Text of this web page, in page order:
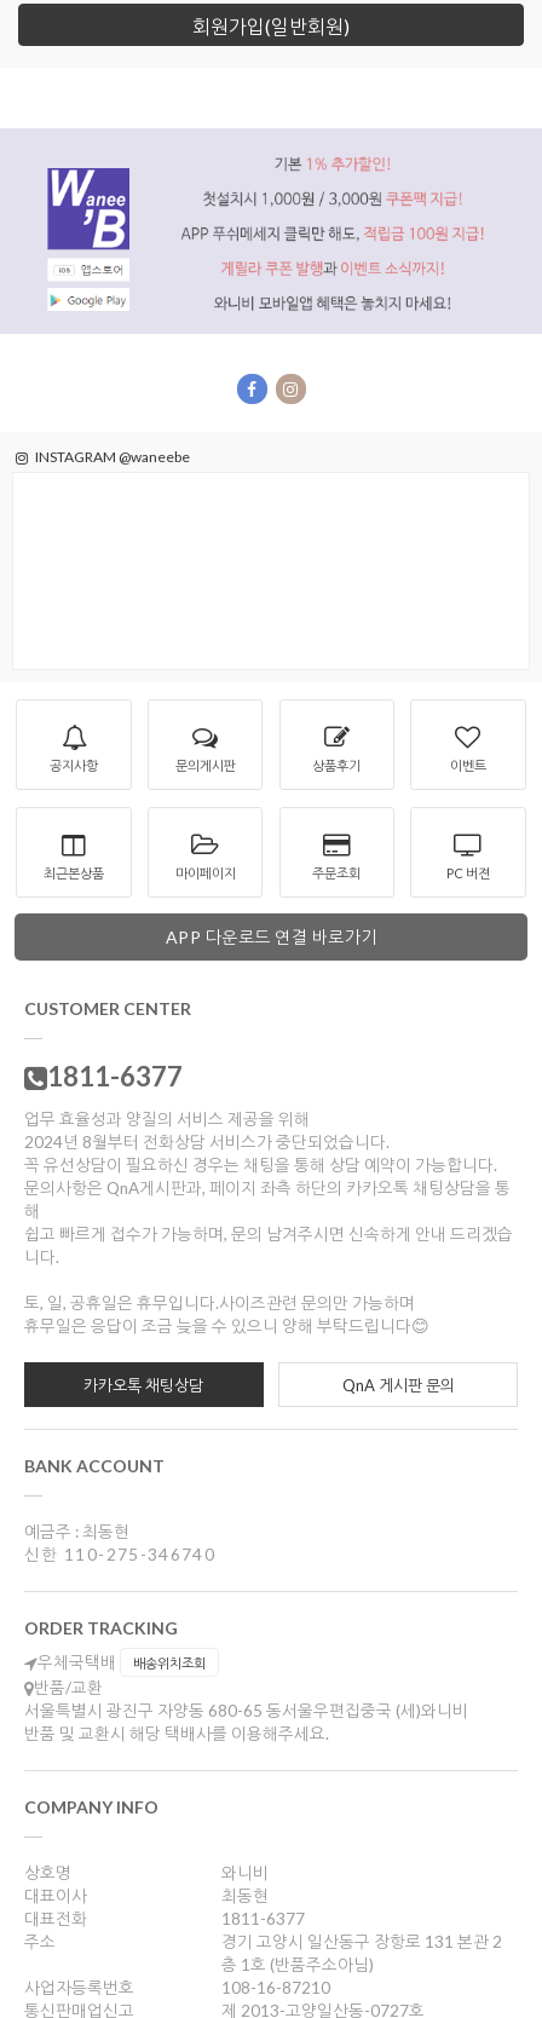
회원가입(일반회원)
INSTAGRAM @waneebe
공지사항 문의게시판 상품후기 이벤트
최근본상품 마이페이지 주문조회 PC 버젼
APP 다운로드 연결 바로가기
CUSTOMER CENTER
1811-6377
업무 효율성과 양질의 서비스 제공을 위해
2024년 8월부터 전화상담 서비스가 중단되었습니다.
꼭 유선상담이 필요하신 경우는 채팅을 통해 상담 예약이 가능합니다.
문의사항은 QnA게시판과, 페이지 좌측 하단의 카카오톡 채팅상담을 통
해
쉽고 빠르게 접수가 가능하며, 문의 남겨주시면 신속하게 안내 드리겠습
니다.
토, 일, 공휴일은 휴무입니다.사이즈관련 문의만 가능하며
휴무일은 응답이 조금 늦을 수 있으니 양해 부탁드립니다😊
카카오톡 채팅상담 QnA 게시판 문의
BANK ACCOUNT
예금주 : 최동현
신한 110-275-346740
ORDER TRACKING
우체국택배 배송위치조회
반품/교환
서울특별시 광진구 자양동 680-65 동서울우편집중국 (세)와니비
반품 및 교환시 해당 택배사를 이용해주세요.
COMPANY INFO
상호명
와니비
대표이사
최동현
대표전화
1811-6377
주소
경기 고양시 일산동구 장항로 131 본관 2
층 1호 (반품주소아님)
사업자등록번호
108-16-87210
통신판매업신고
제 2013-고양일산동-0727호